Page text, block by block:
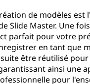
de modèles est
Slide Master. Une
parfait pour votre
en tant que
être réutilisé
ainsi une
pour